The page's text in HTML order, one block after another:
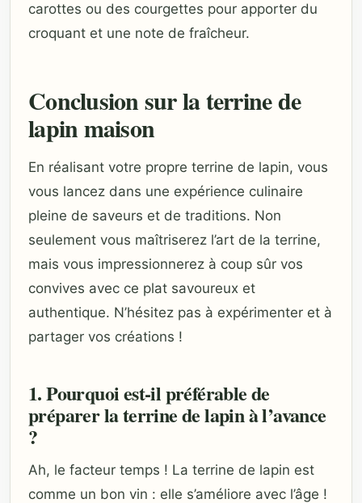
carottes ou des courgettes pour apporter du
croquant et une note de fraîcheur.
Conclusion sur la terrine de
lapin maison
En réalisant votre propre terrine de lapin, vous
vous lancez dans une expérience culinaire
pleine de saveurs et de traditions. Non
seulement vous maîtriserez l’art de la terrine,
mais vous impressionnerez à coup sûr vos
convives avec ce plat savoureux et
authentique. N’hésitez pas à expérimenter et à
partager vos créations !
1. Pourquoi est-il préférable de
préparer la terrine de lapin à l’avance
?
Ah, le facteur temps ! La terrine de lapin est
comme un bon vin : elle s’améliore avec l’âge !